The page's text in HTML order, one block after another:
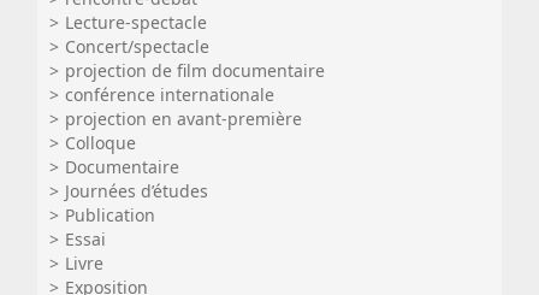
Lecture-spectacle
Concert/spectacle
projection de film documentaire
conférence internationale
projection en avant-première
Colloque
Documentaire
Journées d’études
Publication
Essai
Livre
Exposition